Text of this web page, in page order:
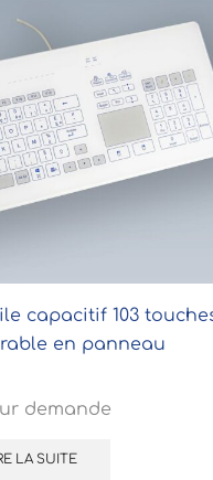
capacitif 103
en panneau
demande
LA SUITE